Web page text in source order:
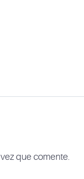
que comente.